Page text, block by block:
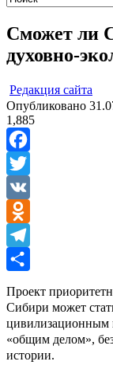
Сможет ли
духовно-
Редакция cайта
Опубликовано
1,885
Facebook
Twitter
VK
Odnoklassniki
Telegram
Проект
Сибири может
цивилизационным
«общим делом»,
истории.